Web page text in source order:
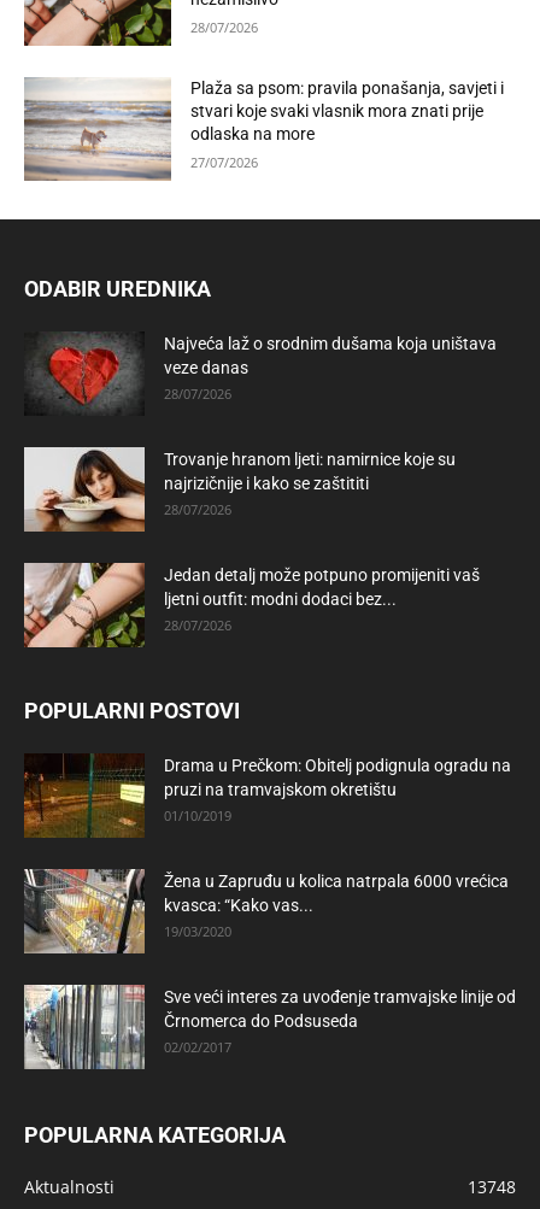
28/07/2026
Plaža sa psom: pravila ponašanja, savjeti i
stvari koje svaki vlasnik mora znati prije
odlaska na more
27/07/2026
ODABIR UREDNIKA
Najveća laž o srodnim dušama koja uništava
veze danas
28/07/2026
Trovanje hranom ljeti: namirnice koje su
najrizičnije i kako se zaštititi
28/07/2026
Jedan detalj može potpuno promijeniti vaš
ljetni outfit: modni dodaci bez...
28/07/2026
POPULARNI POSTOVI
Drama u Prečkom: Obitelj podignula ogradu na
pruzi na tramvajskom okretištu
01/10/2019
Žena u Zapruđu u kolica natrpala 6000 vrećica
kvasca: “Kako vas...
19/03/2020
Sve veći interes za uvođenje tramvajske linije od
Črnomerca do Podsuseda
02/02/2017
POPULARNA KATEGORIJA
Aktualnosti
13748